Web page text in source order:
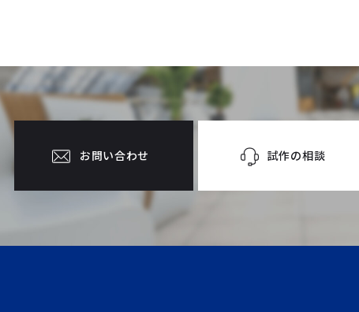
お問い合わせ 試作の相談